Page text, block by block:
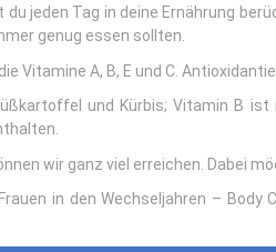
jeden Tag in deine Ernährung
genug essen sollten.
Vitamine A, B, E und C.
und Kürbis; Vitamin B
wir ganz viel erreichen. Dabei
in den Wechseljahren –